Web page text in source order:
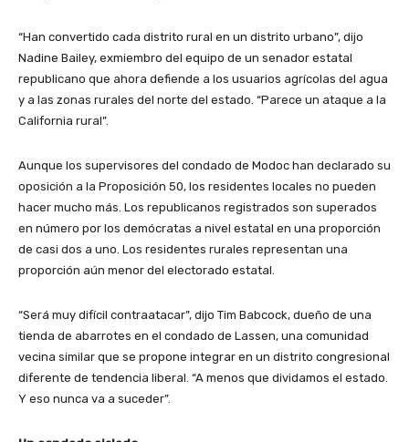
“Han convertido cada distrito rural en un distrito urbano”, dijo
Nadine Bailey, exmiembro del equipo de un senador estatal
republicano que ahora defiende a los usuarios agrícolas del agua
y a las zonas rurales del norte del estado. “Parece un ataque a la
California rural”.
Aunque los supervisores del condado de Modoc han declarado su
oposición a la Proposición 50, los residentes locales no pueden
hacer mucho más. Los republicanos registrados son superados
en número por los demócratas a nivel estatal en una proporción
de casi dos a uno. Los residentes rurales representan una
proporción aún menor del electorado estatal.
“Será muy difícil contraatacar”, dijo Tim Babcock, dueño de una
tienda de abarrotes en el condado de Lassen, una comunidad
vecina similar que se propone integrar en un distrito congresional
diferente de tendencia liberal. “A menos que dividamos el estado.
Y eso nunca va a suceder”.